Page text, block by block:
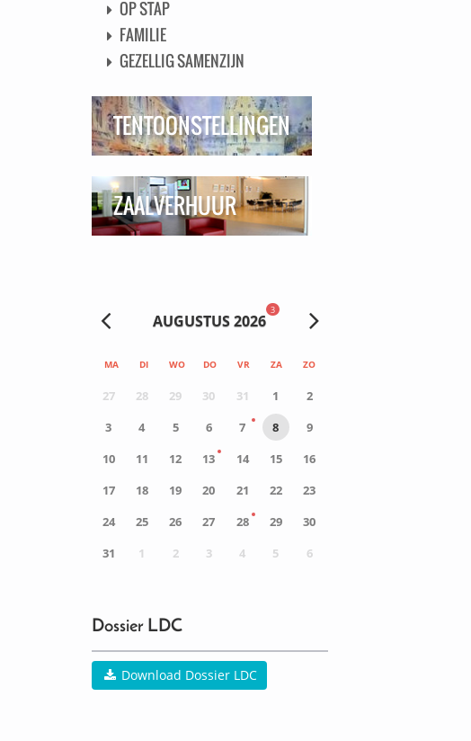
OP STAP
FAMILIE
GEZELLIG SAMENZIJN
TENTOONSTELLINGEN
ZAALVERHUUR
AUGUSTUS 2026
3
MA DI WO DO VR ZA ZO
27 28 29 30 31 1
2
3
4 5 6 7 8
9
10
11 12 13 14 15
16
17
18 19 20 21 22
23
24
25 26 27 28 29
30
31
1 2 3 4 5 6
Dossier LDC
Download Dossier LDC